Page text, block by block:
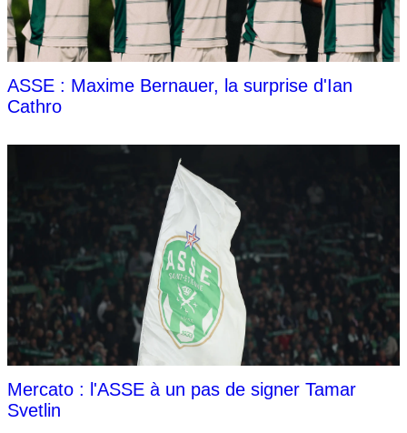
ASSE : Maxime Bernauer, la surprise d'Ian
Cathro
Mercato : l'ASSE à un pas de signer Tamar
Svetlin